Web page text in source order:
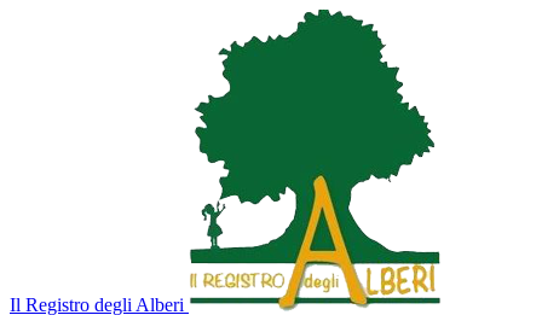
Il Registro degli Alberi